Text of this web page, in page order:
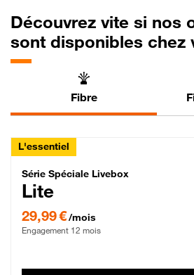
Découvrez vite si nos
sont disponibles chez
Fibre
L'essentiel
Série Spéciale
Série Spéciale Livebox
Lite
29,99 €/mois
Engagement 12 mois